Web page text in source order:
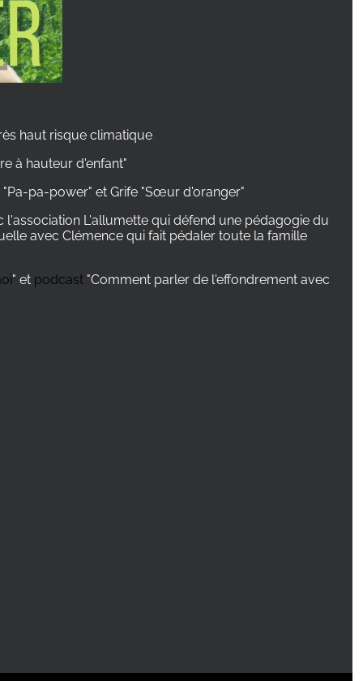
haut risque climatique
à hauteur d'enfant"
pa-power" et Grife "Sœur d'oranger"
L'allumette qui défend une pédagogie du
avec Clémence qui fait pédaler toute la famille
" et podcast "Comment parler de l'effondrement avec